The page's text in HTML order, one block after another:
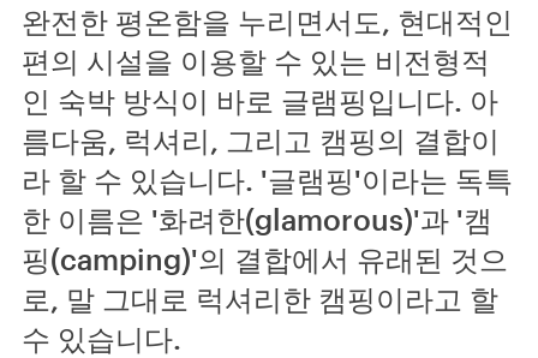
완전한 평온함을 누리면서도, 현대적인
편의 시설을 이용할 수 있는 비전형적
인 숙박 방식이 바로 글램핑입니다. 아
름다움, 럭셔리, 그리고 캠핑의 결합이
라 할 수 있습니다. '글램핑'이라는 독특
한 이름은 '화려한(glamorous)'과 '캠
핑(camping)'의 결합에서 유래된 것으
로, 말 그대로 럭셔리한 캠핑이라고 할
수 있습니다.